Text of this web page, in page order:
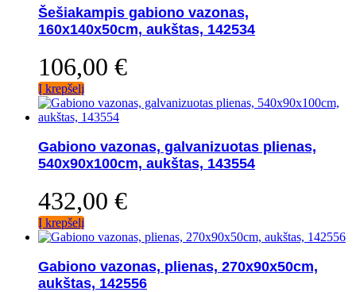
Šešiakampis gabiono vazonas,
160x140x50cm, aukštas, 142534
106,00 €
Į krepšelį
Gabiono vazonas, galvanizuotas plienas,
540x90x100cm, aukštas, 143554
432,00 €
Į krepšelį
Gabiono vazonas, plienas, 270x90x50cm,
aukštas, 142556